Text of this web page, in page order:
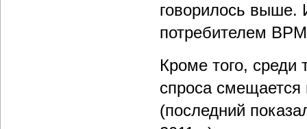
говорилось выше.
потребителем
Кроме того, среди
спроса смещается
(последний